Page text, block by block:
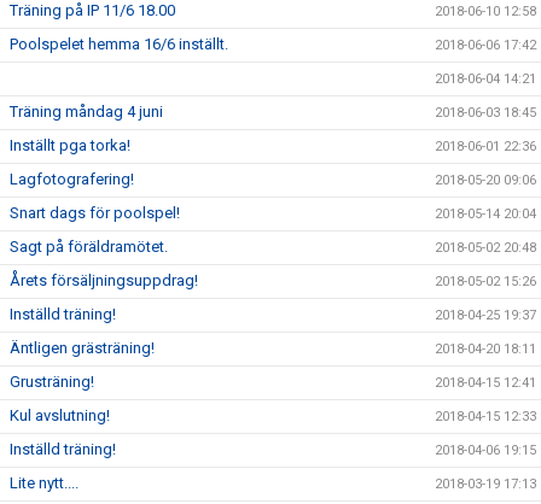
Träning på IP 11/6 18.00 2018-06-10 12:58
Poolspelet hemma 16/6 inställt. 2018-06-06 17:42
2018-06-04 14:21
Träning måndag 4 juni 2018-06-03 18:45
Inställt pga torka! 2018-06-01 22:36
Lagfotografering! 2018-05-20 09:06
Snart dags för poolspel! 2018-05-14 20:04
Sagt på föräldramötet. 2018-05-02 20:48
Årets försäljningsuppdrag! 2018-05-02 15:26
Inställd träning! 2018-04-25 19:37
Äntligen grästräning! 2018-04-20 18:11
Grusträning! 2018-04-15 12:41
Kul avslutning! 2018-04-15 12:33
Inställd träning! 2018-04-06 19:15
Lite nytt.... 2018-03-19 17:13